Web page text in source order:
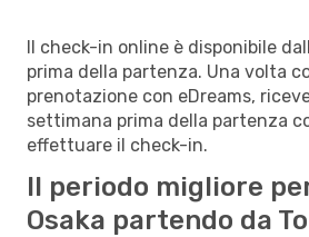
Il check-in online è disponibile
prima della partenza. Una volta
prenotazione con eDreams,
settimana prima della partenza
effettuare il check-in.
Il periodo migliore
Osaka partendo da